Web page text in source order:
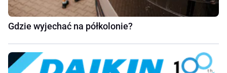
Gdzie wyjechać na półkolonie?